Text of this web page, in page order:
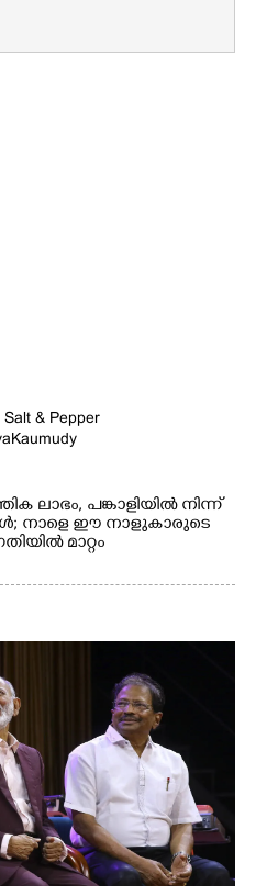
ലാഭം, പങ്കാളിയിൽ നിന്ന്
നാളെ ഈ നാളുകാരുടെ
മാറ്റം